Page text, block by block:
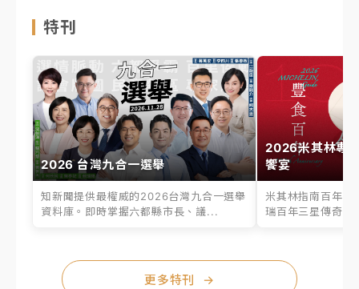
特刊
2026 台灣九合一選舉
知新聞提供最權威的2026台灣九合一選舉
資料庫。即時掌握六都縣市長、議...
2026米其林專
饗宴
米其林指南百年之
瑞百年三星傳奇、
更多特刊 →